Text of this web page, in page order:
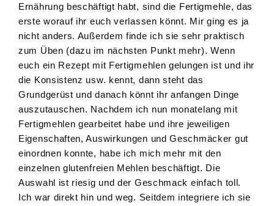
Ernährung beschäftigt habt, sind die Fertigmehle, das
erste worauf ihr euch verlassen könnt. Mir ging es ja
nicht anders. Außerdem finde ich sie sehr praktisch
zum Üben (dazu im nächsten Punkt mehr). Wenn
euch ein Rezept mit Fertigmehlen gelungen ist und ihr
die Konsistenz usw. kennt, dann steht das
Grundgerüst und danach könnt ihr anfangen Dinge
auszutauschen. Nachdem ich nun monatelang mit
Fertigmehlen gearbeitet habe und ihre jeweiligen
Eigenschaften, Auswirkungen und Geschmäcker gut
einordnen konnte, habe ich mich mehr mit den
einzelnen glutenfreien Mehlen beschäftigt. Die
Auswahl ist riesig und der Geschmack einfach toll.
Ich war direkt hin und weg. Seitdem integriere ich sie